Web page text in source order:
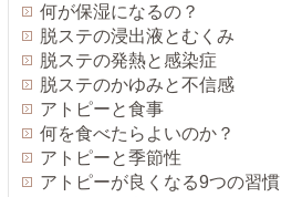
何が保湿になるの？
脱ステの浸出液とむくみ
脱ステの発熱と感染症
脱ステのかゆみと不信感
アトピーと食事
何を食べたらよいのか？
アトピーと季節性
アトピーが良くなる9つの習慣